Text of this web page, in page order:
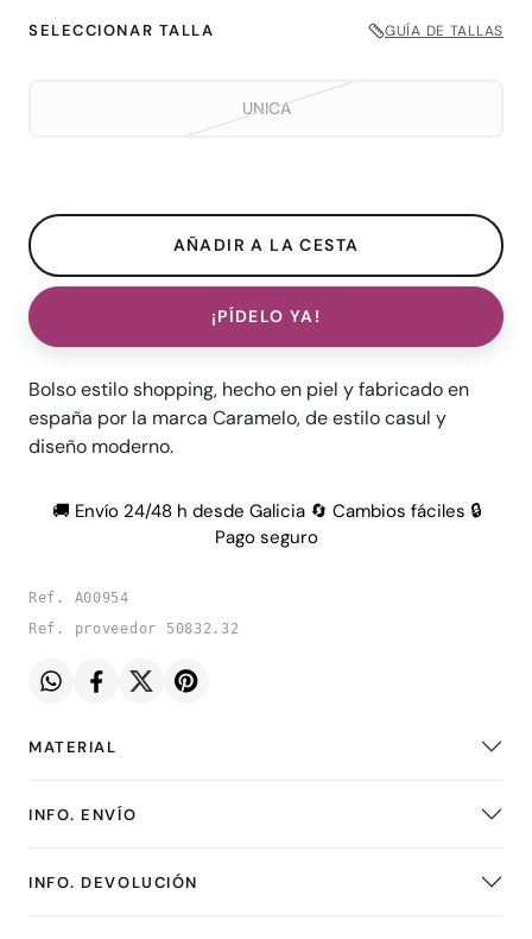
SELECCIONAR TALLA GUÍA DE TALLAS
UNICA
¡PÍDELO YA!
Bolso estilo shopping, hecho en piel y fabricado en
españa por la marca Caramelo, de estilo casul y
diseño moderno.
🚚 Envío 24/48 h desde Galicia 🔄 Cambios fáciles 🔒
Pago seguro
Ref. A00954
Ref. proveedor 50832.32
MATERIAL
INFO. ENVÍO
INFO. DEVOLUCIÓN